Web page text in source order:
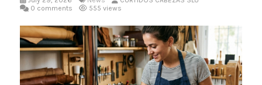
0 comments
555 views